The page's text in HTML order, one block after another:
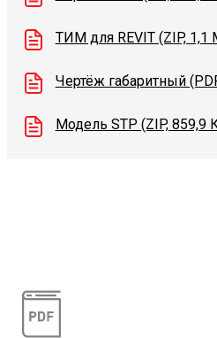
ТИМ для REVIT (ZIP, 1,1
Чертёж габаритный
Модель STP (ZIP, 859,9